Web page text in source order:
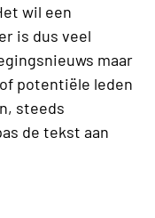
wil een
is dus veel
maar
potentiële leden
steeds
de tekst aan